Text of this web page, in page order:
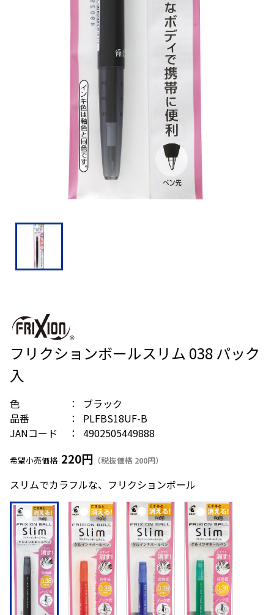
フリクションボールスリム 038 パック
入
色
ブラック
品番
PLFBS18UF-B
JANコード
4902505449888
希望小売価格 220円 （税抜価格 200円）
スリムでカラフルな、フリクションボール